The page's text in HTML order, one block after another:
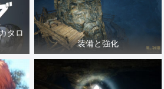
タロ
装備と強化